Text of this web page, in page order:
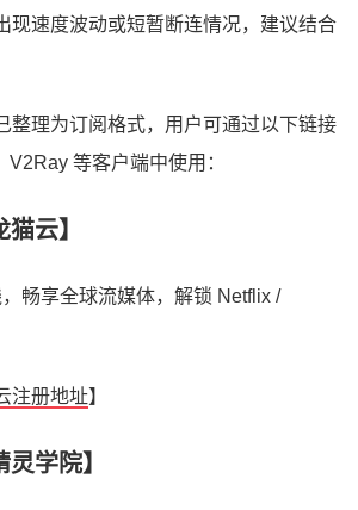
现速度波动或短暂断连情况，建议结合
整理为订阅格式，用户可通过以下链接
等客户端中使用：
云】
畅享全球流媒体，解锁 Netflix /
注册地址】
学院】